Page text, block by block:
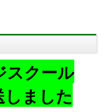
スクール
ました